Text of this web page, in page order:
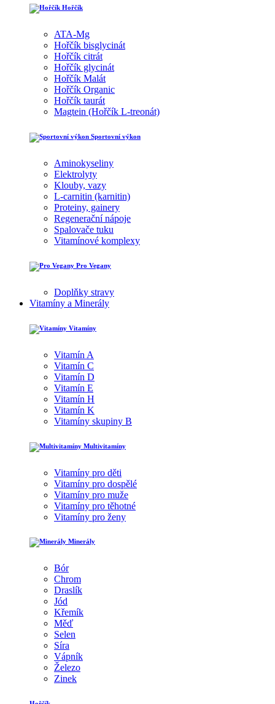
Hořčík
ATA-Mg
Hořčík bisglycinát
Hořčík citrát
Hořčík glycinát
Hořčík Malát
Hořčík Organic
Hořčík taurát
Magtein (Hořčík L-treonát)
Sportovní výkon
Aminokyseliny
Elektrolyty
Klouby, vazy
L-carnitin (karnitin)
Proteiny, gainery
Regenerační nápoje
Spalovače tuku
Vitamínové komplexy
Pro Vegany
Doplňky stravy
Vitamíny a Minerály
Vitamíny
Vitamín A
Vitamín C
Vitamín D
Vitamín E
Vitamín H
Vitamín K
Vitamíny skupiny B
Multivitamíny
Vitamíny pro děti
Vitamíny pro dospělé
Vitamíny pro muže
Vitamíny pro těhotné
Vitamíny pro ženy
Minerály
Bór
Chrom
Draslík
Jód
Křemík
Měď
Selen
Síra
Vápník
Železo
Zinek